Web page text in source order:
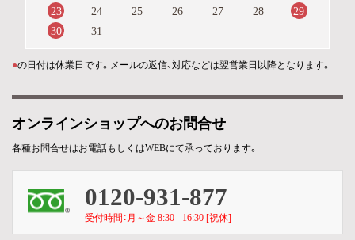
23
24 25 26 27 28
29
30
31
●の日付は休業日です。メールの返信、対応などは翌営業日以降となります。
オンラインショップへのお問合せ
各種お問合せはお電話もしくはWEBにて承っております。
0120-931-877
受付時間：月～金 8:30 - 16:30 [祝休]